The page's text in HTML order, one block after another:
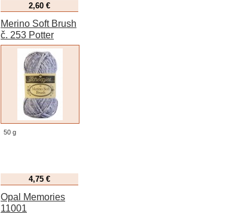
2,60 €
Merino Soft Brush
č. 253 Potter
50 g
4,75 €
Opal Memories
11001